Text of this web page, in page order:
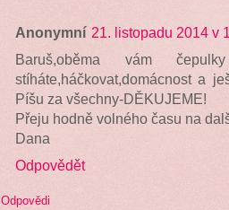
Anonymní 21. listopadu 2014 v
Baruš,oběma vám
stíháte,háčkovat,domácnost a
Píšu za všechny-DĚKUJEME!
Přeju hodně volného času na
Dana
Odpovědět
Odpovědi